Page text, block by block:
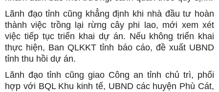
Lãnh đạo tỉnh cũng khẳng định khi nhà đầu tư hoàn
thành việc trồng lại rừng cây phi lao, mới xem xét
việc tiếp tục triển khai dự án. Nếu không triển khai
thực hiện, Ban QLKKT tỉnh báo cáo, đề xuất UBND
tỉnh thu hồi dự án.
Lãnh đạo tỉnh cũng giao Công an tỉnh chủ trì, phối
hợp với BQL Khu kinh tế, UBND các huyện Phù Cát,